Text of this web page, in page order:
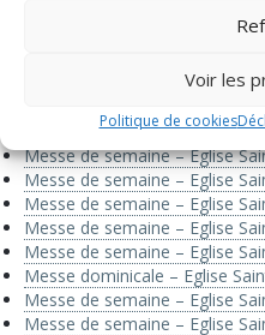
Voir les
Politique de cookies
Messe de semaine – Eglise
Messe de semaine – Eglise
Messe dominicale – Eglise
Messe de semaine – Eglise
Messe de semaine – Eglise
Messe de semaine – Eglise
Messe de semaine – Eglise
Messe de semaine – Eglise
Messe dominicale – Eglise
Messe de semaine – Eglise
Messe de semaine – Eglise